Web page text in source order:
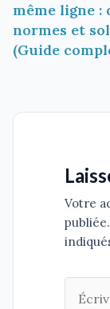
l’article
même ligne :
normes et
(Guide
Votre